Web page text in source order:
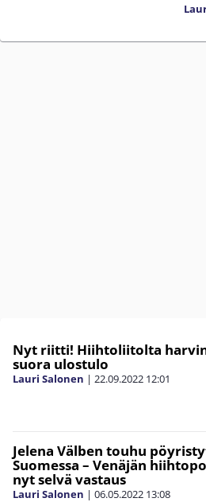
Nyt riitti! Hiihtoliitolta
suora ulostulo
Lauri Salonen | 22.09.2022 12:01
Jelena Välben touhu
Suomessa – Venäjän
nyt selvä vastaus
Lauri Salonen | 06.05.2022 13:08